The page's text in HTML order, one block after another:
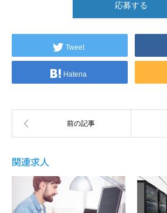
応募する
Tweet
Hatena
関連求人